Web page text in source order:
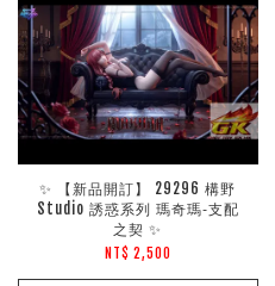
✨ 【新品開訂】 29296 構野
Studio 誘惑系列 瑪奇瑪‑支配
之契 ✨
NT$ 2,500